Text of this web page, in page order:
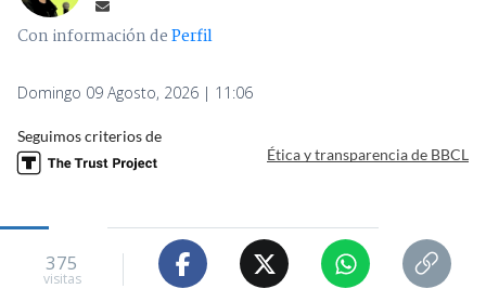
Con información dePerfil
Domingo 09 Agosto, 2026 | 11:06
Seguimos criterios de
Ética y transparencia de BBCL
375
visitas